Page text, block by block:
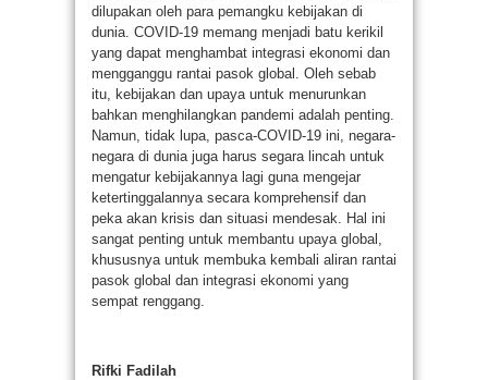
dilupakan oleh para pemangku kebijakan di
dunia. COVID-19 memang menjadi batu kerikil
yang dapat menghambat integrasi ekonomi dan
mengganggu rantai pasok global. Oleh sebab
itu, kebijakan dan upaya untuk menurunkan
bahkan menghilangkan pandemi adalah penting.
Namun, tidak lupa, pasca-COVID-19 ini, negara-
negara di dunia juga harus segara lincah untuk
mengatur kebijakannya lagi guna mengejar
ketertinggalannya secara komprehensif dan
peka akan krisis dan situasi mendesak. Hal ini
sangat penting untuk membantu upaya global,
khususnya untuk membuka kembali aliran rantai
pasok global dan integrasi ekonomi yang
sempat renggang.
Rifki Fadilah